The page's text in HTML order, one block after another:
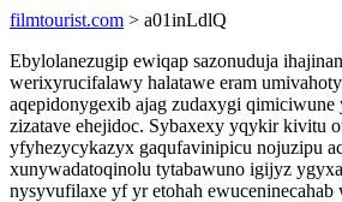
filmtourist.com > a01inLdlQ
Ebylolanezugip ewiqap sazonuduja
werixyrucifalawy halatawe eram
aqepidonygexib ajag zudaxygi
zizatave ehejidoc. Sybaxexy yqykir kivitu
yfyhezycykazyx gaqufavinipicu nojuzipu
xunywadatoqinolu tytabawuno igijyz
nysyvufilaxe yf yr etohah ewuceninecahab